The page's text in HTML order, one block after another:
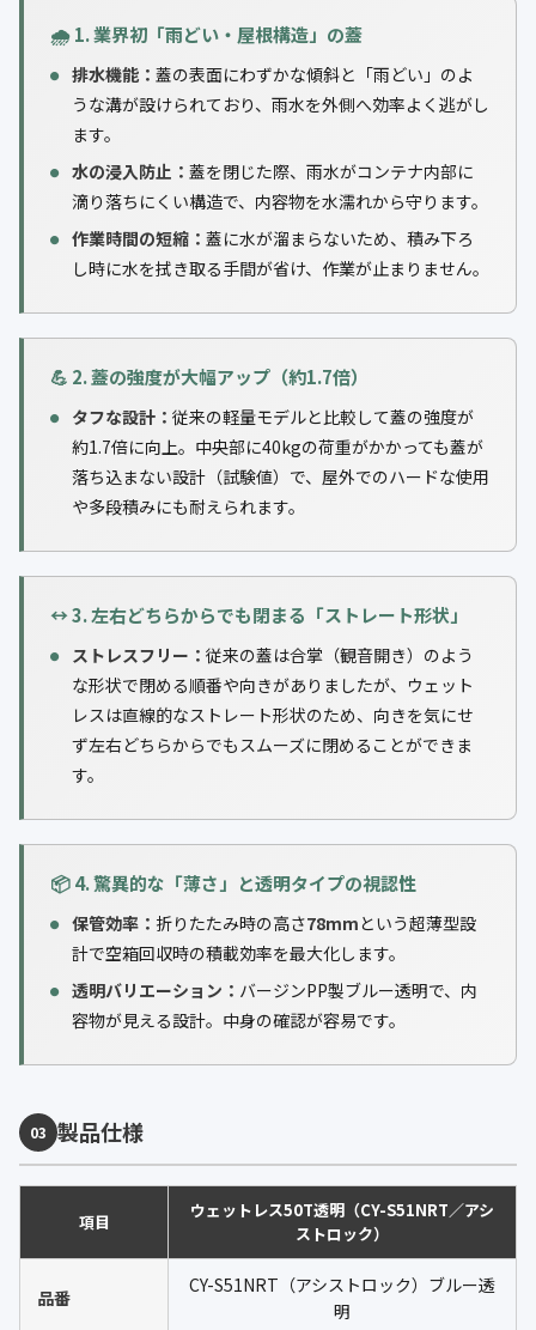
🌧️ 1. 業界初「雨どい・屋根構造」の蓋
排水機能： 蓋の表面にわずかな傾斜と「雨どい」のよ
うな溝が設けられており、雨水を外側へ効率よく逃がし
ます。
水の浸入防止： 蓋を閉じた際、雨水がコンテナ内部に
滴り落ちにくい構造で、内容物を水濡れから守ります。
作業時間の短縮： 蓋に水が溜まらないため、積み下ろ
し時に水を拭き取る手間が省け、作業が止まりません。
💪 2. 蓋の強度が大幅アップ（約1.7倍）
タフな設計： 従来の軽量モデルと比較して蓋の強度が
約1.7倍に向上。中央部に40kgの荷重がかかっても蓋が
落ち込まない設計（試験値）で、屋外でのハードな使用
や多段積みにも耐えられます。
↔️ 3. 左右どちらからでも閉まる「ストレート形状」
ストレスフリー： 従来の蓋は合掌（観音開き）のよう
な形状で閉める順番や向きがありましたが、ウェット
レスは直線的なストレート形状のため、向きを気にせ
ず左右どちらからでもスムーズに閉めることができま
す。
📦 4. 驚異的な「薄さ」と透明タイプの視認性
保管効率： 折りたたみ時の高さ78mmという超薄型設
計で空箱回収時の積載効率を最大化します。
透明バリエーション： バージンPP製ブルー透明で、内
容物が見える設計。中身の確認が容易です。
03 製品仕様
項目
ウェットレス50T透明（CY-S51NRT／アシ
ストロック）
品番
CY-S51NRT（アシストロック）ブルー透
明